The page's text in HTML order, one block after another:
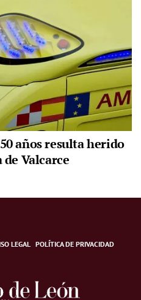
años resulta herido
de Valcarce
LEGAL POLÍTICA DE PRIVACIDAD